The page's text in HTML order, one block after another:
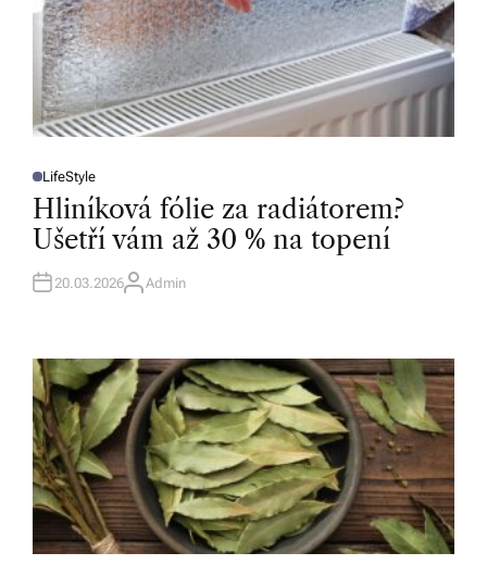
P
O
T
D
N
LifeStyle
Hliníková fólie za radiátorem?
Ušetří vám až 30 % na topení
20.03.2026A
R
Admin